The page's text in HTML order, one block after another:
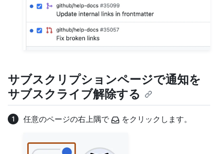
サブスクリプションページで通知を
サブスクライブ解除する
任意のページの右上隅で をクリックします。